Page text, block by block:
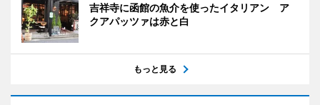
吉祥寺に函館の魚介を使ったイタリアン ア
クアパッツァは赤と白
もっと見る